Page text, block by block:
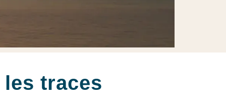
traces